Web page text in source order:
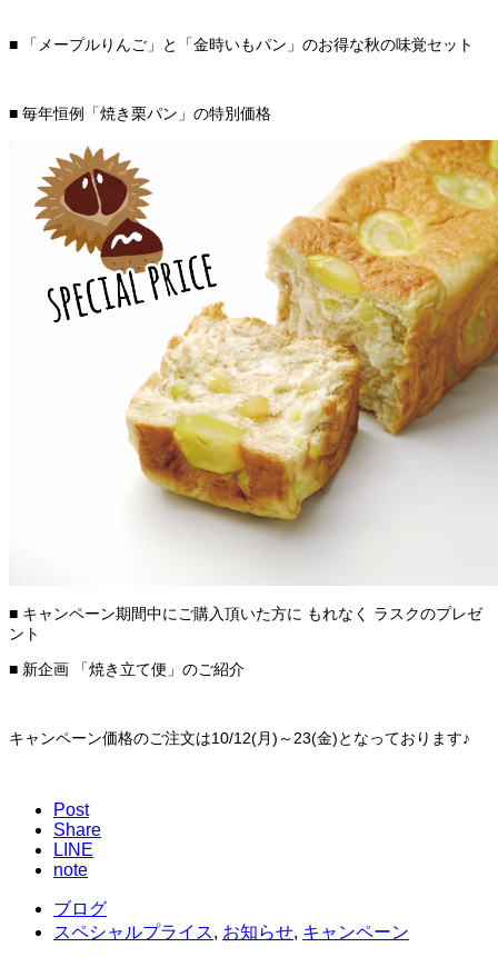
■ 「メープルりんご」と「金時いもパン」のお得な秋の味覚セット
■ 毎年恒例「焼き栗パン」の特別価格
■ キャンペーン期間中にご購入頂いた方に もれなく ラスクのプレゼ
ント
■ 新企画 「焼き立て便」のご紹介
キャンペーン価格のご注文は10/12(月)～23(金)となっております♪
Post
Share
LINE
note
ブログ
スペシャルプライス, お知らせ, キャンペーン